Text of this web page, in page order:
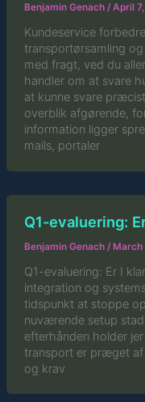
Benjamin Genach / April
Kundeservice
transportørsamling
med fragt, ved du
handler om at svare
at kunne svare
overblik afgørende,
information ligger
mails, portaler
Q1-evaluering:
Benjamin Genach /
Q1-evaluering: Er I
integration og
tidspunkt at stoppe
nuværende setup
efterhånden holder
transport er præget af
og krav